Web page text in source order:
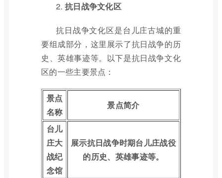
2. 抗日战争文化区
抗日战争文化区是台儿庄古城的重
要组成部分，这里展示了抗日战争的历
史、英雄事迹等。以下是抗日战争文化
区的一些主要景点：
景点
名称
景点简介
台儿
庄大
战纪
念馆
展示抗日战争时期台儿庄战役
的历史、英雄事迹等。